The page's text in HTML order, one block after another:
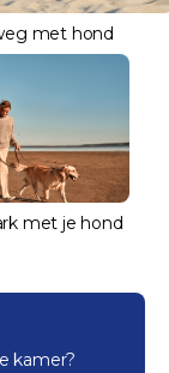
met hond
met je hond
kamer?